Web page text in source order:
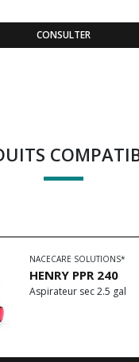
CONSULTER
NACECARE SOLUTIONS*
HENRY PPR 240
Aspirateur sec 2.5 gal